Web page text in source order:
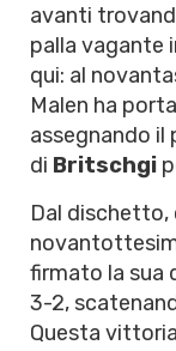
avanti
palla vagante
qui: al
Malen ha
assegnando il
di Britschgi
Dal dischetto,
firmato la sua
3-2,
Questa